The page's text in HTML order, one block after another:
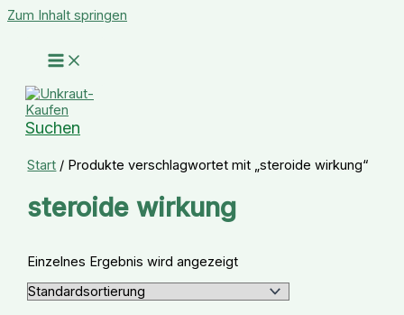
Zum Inhalt springen
Suchen
Start / Produkte verschlagwortet mit „steroide wirkung“
steroide wirkung
Einzelnes Ergebnis wird angezeigt